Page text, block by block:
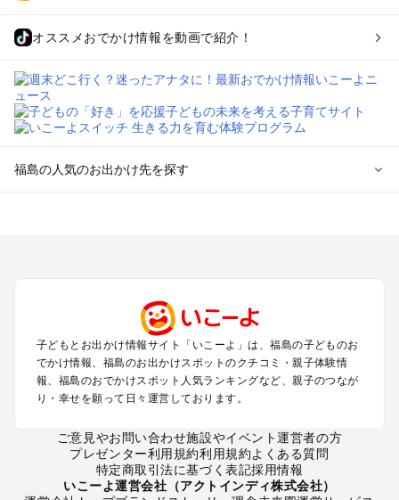
オススメおでかけ情報を動画で紹介！
福島の人気のお出かけ先を探す
いわき・双葉のプールお出かけ
猪苗代・表磐梯のプールお出かけ
白河・天栄・鏡石のプールお出かけ
裏磐梯・磐梯高原のプールお出かけ
相馬・南相馬のプールお出かけ
福島の定番お出かけスポット
福島の遊園地
福島の動物園
子どもとお出かけ情報サイト「いこーよ」は、福島の子どものお
でかけ情報、福島のお出かけスポットのクチコミ・親子体験情
報、福島のおでかけスポット人気ランキングなど、親子のつなが
り・幸せを願って日々運営しております。
ご意見やお問い合わせ施設やイベント運営者の方
プレゼンター利用規約利用規約よくある質問
特定商取引法に基づく表記採用情報
いこーよ運営会社（アクトインディ株式会社）